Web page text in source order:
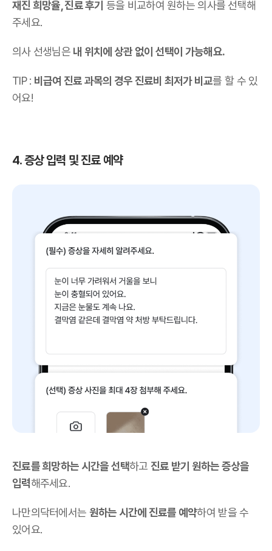
재진 희망율, 진료 후기 등을 비교하여 원하는 의사를 선택해
주세요.
의사 선생님은 내 위치에 상관 없이 선택이 가능해요.
TIP : 비급여 진료 과목의 경우 진료비 최저가 비교를 할 수 있
어요!
4. 증상 입력 및 진료 예약
진료를 희망하는 시간을 선택하고 진료 받기 원하는 증상을
입력해주세요.
나만의닥터에서는 원하는 시간에 진료를 예약하여 받을 수
있어요.